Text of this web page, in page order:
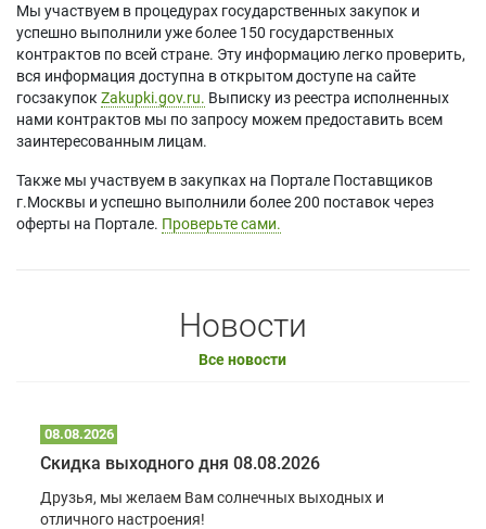
Мы участвуем в процедурах государственных закупок и
успешно выполнили уже более 150 государственных
контрактов по всей стране. Эту информацию легко проверить,
вся информация доступна в открытом доступе на сайте
госзакупок Zakupki.gov.ru. Выписку из реестра исполненных
нами контрактов мы по запросу можем предоставить всем
заинтересованным лицам.
Также мы участвуем в закупках на Портале Поставщиков
г.Москвы и успешно выполнили более 200 поставок через
оферты на Портале. Проверьте сами.
Новости
Все новости
08.08.2026
Скидка выходного дня 08.08.2026
Друзья, мы желаем Вам солнечных выходных и
отличного настроения!